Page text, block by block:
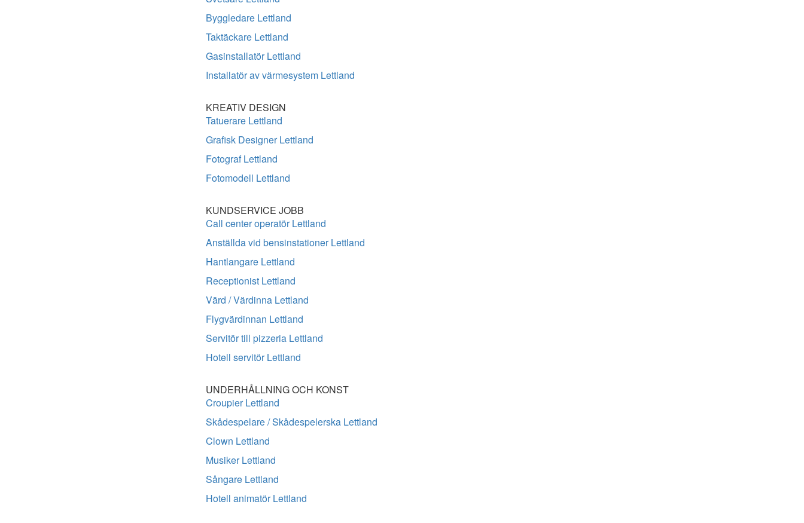
Byggledare Lettland
Taktäckare Lettland
Gasinstallatör Lettland
Installatör av värmesystem Lettland
KREATIV DESIGN
Tatuerare Lettland
Grafisk Designer Lettland
Fotograf Lettland
Fotomodell Lettland
KUNDSERVICE JOBB
Call center operatör Lettland
Anställda vid bensinstationer Lettland
Hantlangare Lettland
Receptionist Lettland
Värd / Värdinna Lettland
Flygvärdinnan Lettland
Servitör till pizzeria Lettland
Hotell servitör Lettland
UNDERHÅLLNING OCH KONST
Croupier Lettland
Skådespelare / Skådespelerska Lettland
Clown Lettland
Musiker Lettland
Sångare Lettland
Hotell animatör Lettland